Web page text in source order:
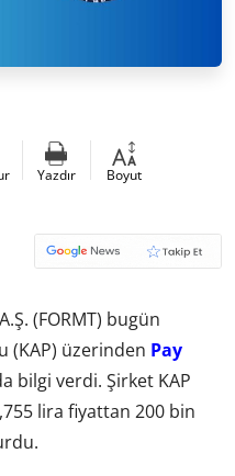
Yazdır Boyut
(FORMT) bugün
(KAP) üzerinden Pay
bilgi verdi. Şirket KAP
lira fiyattan 200 bin